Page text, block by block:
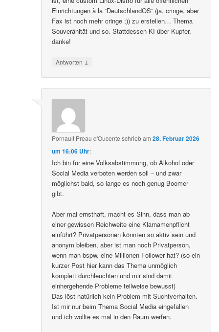
Einrichtungen à la “DeutschlandOS“ (ja, cringe, aber
Fax ist noch mehr cringe ;)) zu erstellen… Thema
Souveränität und so. Stattdessen KI über Kupfer,
danke!
Antworten ↓
Pornault Preau d'Oucente schriebam28. Februar 2026
um 16:06 Uhr:
Ich bin für eine Volksabstimmung, ob Alkohol oder
Social Media verboten werden soll – und zwar
möglichst bald, so lange es noch genug Boomer
gibt.
Aber mal ernsthaft, macht es Sinn, dass man ab
einer gewissen Reichweite eine Klarnamenpflicht
einführt? Privatpersonen könnten so aktiv sein und
anonym bleiben, aber ist man noch Privatperson,
wenn man bspw. eine Millionen Follower hat? (so ein
kurzer Post hier kann das Thema unmöglich
komplett durchleuchten und mir sind damit
einhergehende Probleme teilweise bewusst)
Das löst natürlich kein Problem mit Suchtverhalten.
Ist mir nur beim Thema Social Media eingefallen
und ich wollte es mal in den Raum werfen.